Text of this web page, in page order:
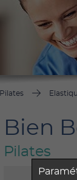
Pilates
Bien
Pilates